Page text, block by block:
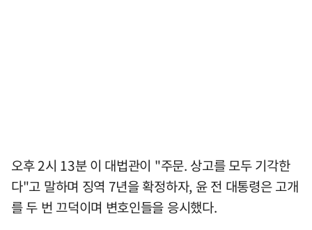
오후 2시 13분 이 대법관이 "주문. 상고를 모두 기각한
다"고 말하며 징역 7년을 확정하자, 윤 전 대통령은 고개
를 두 번 끄덕이며 변호인들을 응시했다.